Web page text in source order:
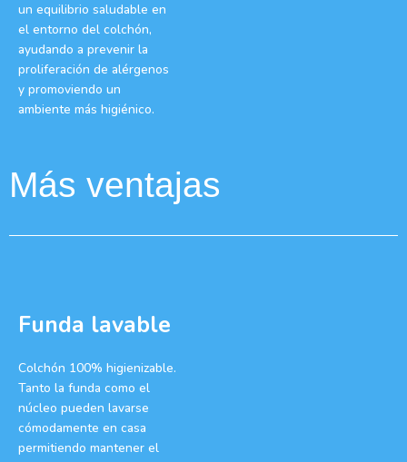
un equilibrio saludable en
el entorno del colchón,
ayudando a prevenir la
proliferación de alérgenos
y promoviendo un
ambiente más higiénico.
Más ventajas
Funda lavable
Colchón 100% higienizable.
Tanto la funda como el
núcleo pueden lavarse
cómodamente en casa
permitiendo mantener el